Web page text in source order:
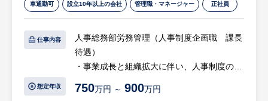
時の原因特定・対応依頼）
■主な業務システム（一例）
生産管理システム・物流管理システム・店舗
情報管理システム・顧客管理システム・EC
理・給与・会計・経費管理システム・グルー
車通勤可 設立10年以上の会社 管理職・マネージャー 正社員
仕事内容
人事総務部労務管理（人事制度企画職 課長
待遇）
・事業成長と組織拡大に伴い、人事制度の高
います。評価・報酬制度を中心とした各種制
想定年収 750万円 ～ 900万円